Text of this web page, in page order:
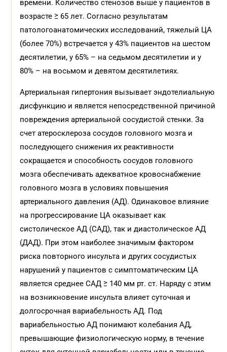
времени. Количество стенозов выше у пациентов в
возрасте ≥ 65 лет. Согласно результатам
патологоанатомических исследований, тяжелый ЦА
(более 70%) встречается у 43% пациентов на шестом
десятилетии, у 65% – на седьмом десятилетии и у
80% – на восьмом и девятом десятилетиях.
Артериальная гипертония вызывает эндотелиальную
дисфункцию и является непосредственной причиной
повреждения артериальной сосудистой стенки. За
счет атеросклероза сосудов головного мозга и
последующего снижения их реактивности
сокращается и способность сосудов головного
мозга обеспечивать адекватное кровоснабжение
головного мозга в условиях повышения
артериального давления (АД). Одинаковое влияние
на прогрессирование ЦА оказывает как
систолическое АД (САД), так и диастолическое АД
(ДАД). При этом наиболее значимым фактором
риска повторного инсульта и других сосудистых
нарушений у пациентов с симптоматическим ЦА
является среднее САД ≥ 140 мм рт. ст. Наряду с этим
на возникновение инсульта влияет суточная и
долгосрочная вариабельность АД. Под
вариабельностью АД понимают колебания АД,
превышающие физиологическую норму, в течение